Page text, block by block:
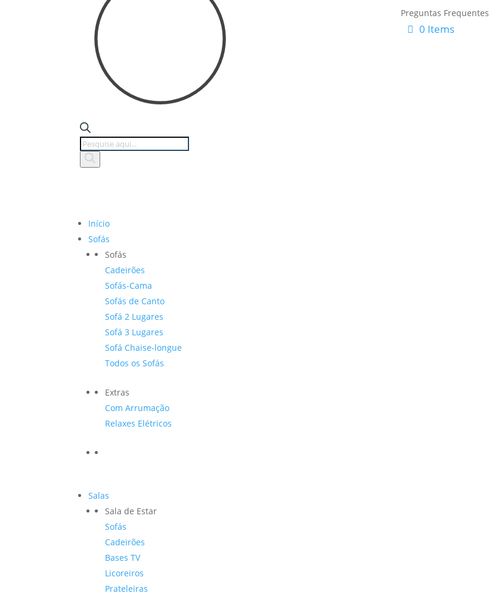
Products
search
Preguntas Frequentes
0 Items
Início
Sofás
Sofás
Cadeirões
Sofás-Cama
Sofás de Canto
Sofá 2 Lugares
Sofá 3 Lugares
Sofá Chaise-longue
Todos os Sofás
Extras
Com Arrumação
Relaxes Elétricos
Salas
Sala de Estar
Sofás
Cadeirões
Bases TV
Licoreiros
Prateleiras